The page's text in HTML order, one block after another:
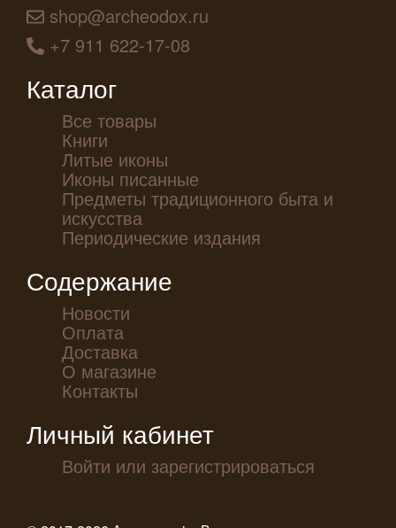
shop@archeodox.ru
+7 911 622-17-08
Каталог
Все товары
Книги
Литые иконы
Иконы писанные
Предметы традиционного быта и
искусства
Периодические издания
Содержание
Новости
Оплата
Доставка
О магазине
Контакты
Личный кабинет
Войти или зарегистрироваться